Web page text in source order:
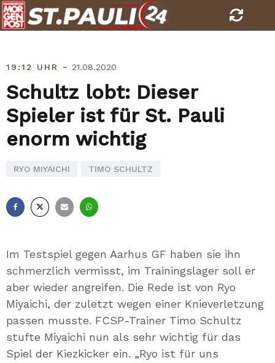
Skip
to
19:12 UHR - 21.08.2020
Schultz lobt: Dieser
Spieler ist für St. Pauli
enorm wichtig
RYO MIYAICHI TIMO SCHULTZ
Im Testspiel gegen Aarhus GF haben sie ihn
schmerzlich vermisst, im Trainingslager soll er
aber wieder angreifen. Die Rede ist von Ryo
Miyaichi, der zuletzt wegen einer Knieverletzung
passen musste. FCSP-Trainer Timo Schultz
stufte Miyaichi nun als sehr wichtig für das
Spiel der Kiezkicker ein. „Ryo ist für uns